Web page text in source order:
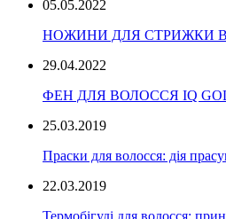
05.05.2022
НОЖИНИ ДЛЯ СТРИЖКИ
29.04.2022
ФЕН ДЛЯ ВОЛОССЯ IQ
25.03.2019
Праски для волосся: дія
22.03.2019